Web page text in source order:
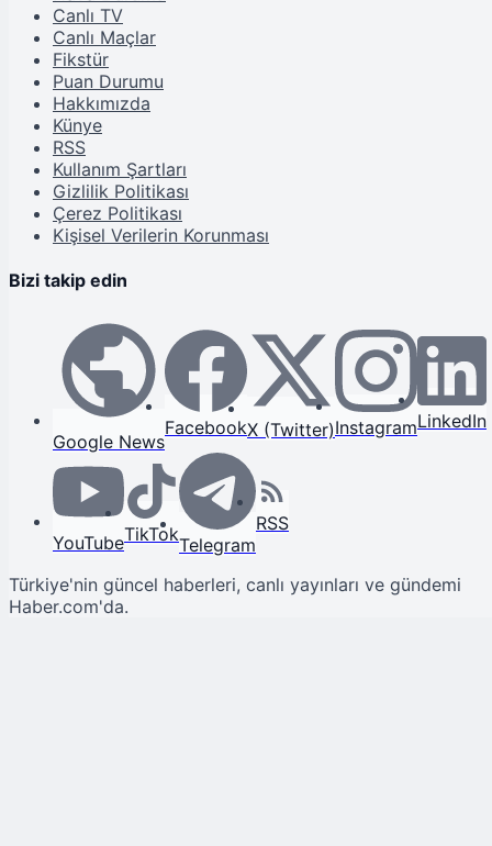
Canlı TV
Canlı Maçlar
Fikstür
Puan Durumu
Hakkımızda
Künye
RSS
Kullanım Şartları
Gizlilik Politikası
Çerez Politikası
Kişisel Verilerin Korunması
Bizi takip edin
Google News
FacebookX (Twitter)InstagramLinkedIn
YouTubeTikTokTelegram
RSS
Türkiye'nin güncel haberleri, canlı yayınları ve gündemi
Haber.com'da.